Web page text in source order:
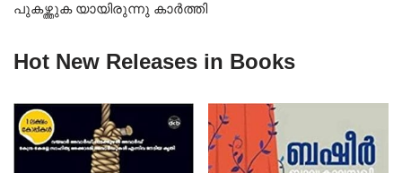
പുകഴ്ത്തുക യായിരുന്നു കാർത്തി
Hot New Releases in Books